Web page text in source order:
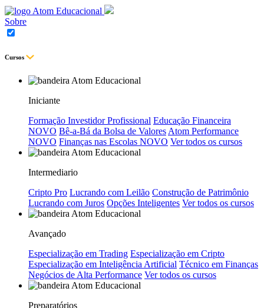
Sobre
Cursos
Iniciante
Formação Investidor Profissional Educação Financeira
NOVO Bê-a-Bá da Bolsa de Valores Atom Performance
NOVO Finanças nas Escolas NOVO Ver todos os cursos
Intermediario
Cripto Pro Lucrando com Leilão Construção de Patrimônio
Lucrando com Juros Opções Inteligentes Ver todos os cursos
Avançado
Especialização em Trading Especialização em Cripto
Especialização em Inteligência Artificial Técnico em Finanças
Negócios de Alta Performance Ver todos os cursos
Preparatórios